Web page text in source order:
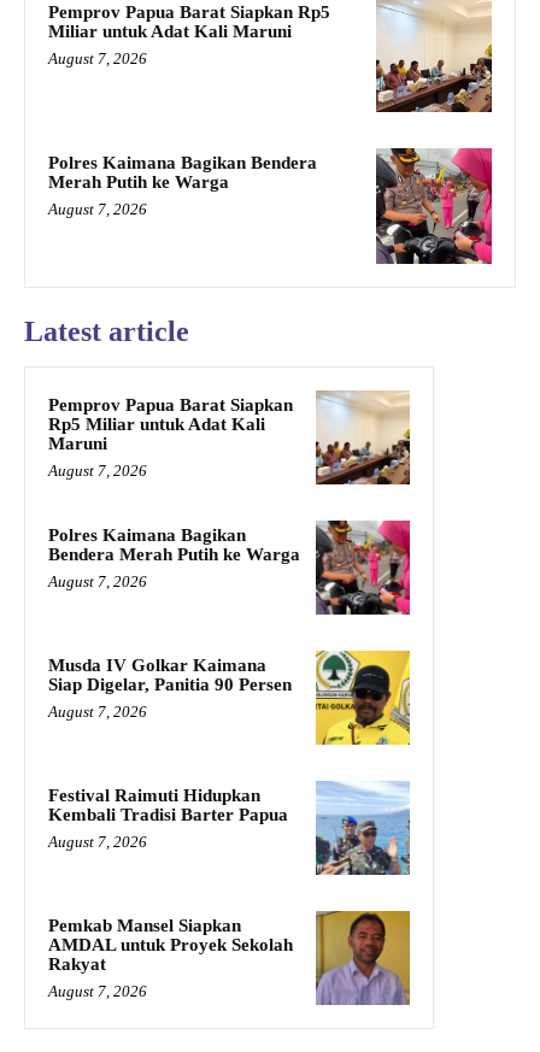
Pemprov Papua Barat Siapkan Rp5
Miliar untuk Adat Kali Maruni
August 7, 2026
Polres Kaimana Bagikan Bendera
Merah Putih ke Warga
August 7, 2026
Latest article
Pemprov Papua Barat Siapkan
Rp5 Miliar untuk Adat Kali
Maruni
August 7, 2026
Polres Kaimana Bagikan
Bendera Merah Putih ke Warga
August 7, 2026
Musda IV Golkar Kaimana
Siap Digelar, Panitia 90 Persen
August 7, 2026
Festival Raimuti Hidupkan
Kembali Tradisi Barter Papua
August 7, 2026
Pemkab Mansel Siapkan
AMDAL untuk Proyek Sekolah
Rakyat
August 7, 2026